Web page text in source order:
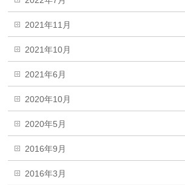
2021年11月
2021年10月
2021年6月
2020年10月
2020年5月
2016年9月
2016年3月